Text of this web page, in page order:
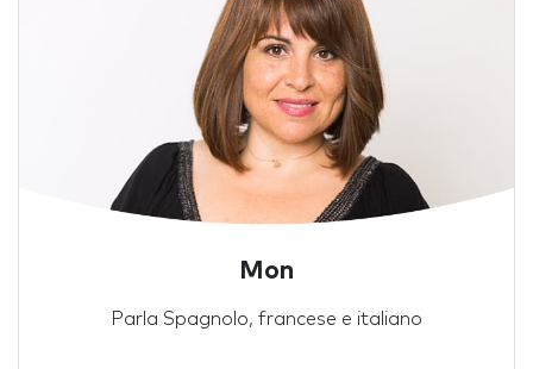
Mon
Parla Spagnolo, francese e italiano